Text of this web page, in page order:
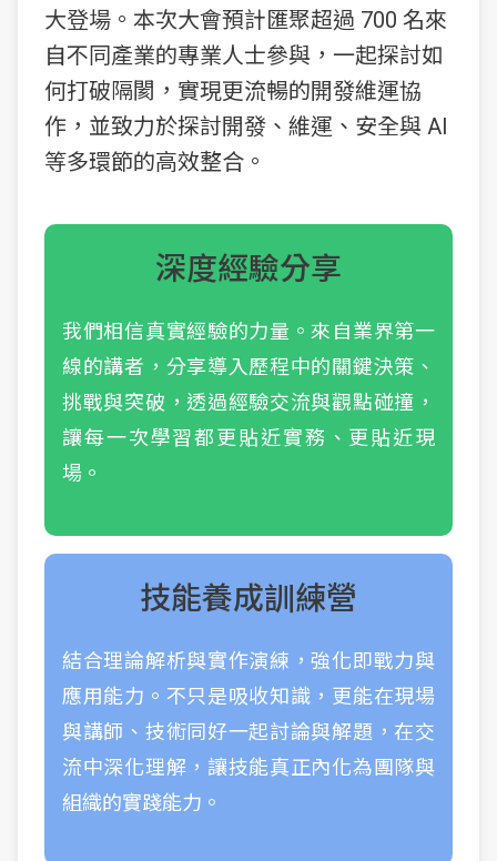
大登場。本次大會預計匯聚超過 700 名來
自不同產業的專業人士參與，一起探討如
何打破隔閡，實現更流暢的開發維運協
作，並致力於探討開發、維運、安全與 AI
等多環節的高效整合。
深度經驗分享
我們相信真實經驗的力量。來自業界第一
線的講者，分享導入歷程中的關鍵決策、
挑戰與突破，透過經驗交流與觀點碰撞，
讓每一次學習都更貼近實務、更貼近現
場。
技能養成訓練營
結合理論解析與實作演練，強化即戰力與
應用能力。不只是吸收知識，更能在現場
與講師、技術同好一起討論與解題，在交
流中深化理解，讓技能真正內化為團隊與
組織的實踐能力。